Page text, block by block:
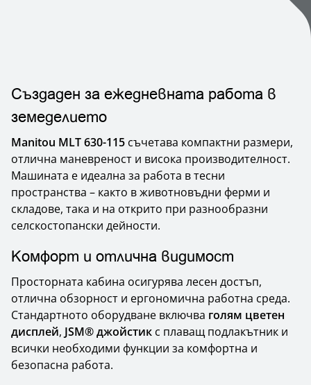
Създаден за ежедневната работа в
земеделието
Manitou MLT 630-115 съчетава компактни размери,
отлична маневреност и висока производителност.
Машината е идеална за работа в тесни
пространства – както в животновъдни ферми и
складове, така и на открито при разнообразни
селскостопански дейности.
Комфорт и отлична видимост
Просторната кабина осигурява лесен достъп,
отлична обзорност и ергономична работна среда.
Стандартното оборудване включва голям цветен
дисплей, JSM® джойстик с плаващ подлакътник и
всички необходими функции за комфортна и
безопасна работа.